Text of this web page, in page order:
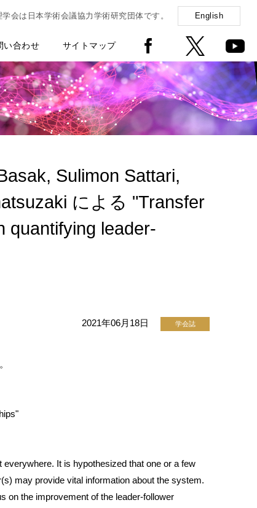
学会は日本学術会議協力学術研究団体です。 English
い合わせ サイトマップ
Sulimon Sattari,
による "Transfer
quantifying leader-
2021年06月18日 学会誌
It is hypothesized that one or a few
may provide vital information about the system.
on the improvement of the leader-follower